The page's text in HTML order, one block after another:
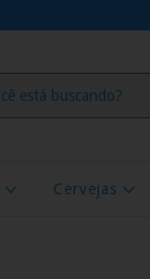
Cervejas